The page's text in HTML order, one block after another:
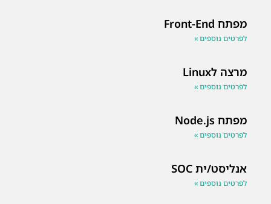
מפתח Front-End
לפרטים נוספים »
מרצה לLinux
לפרטים נוספים »
מפתח Node.js
לפרטים נוספים »
אנליסט/ית SOC
לפרטים נוספים »